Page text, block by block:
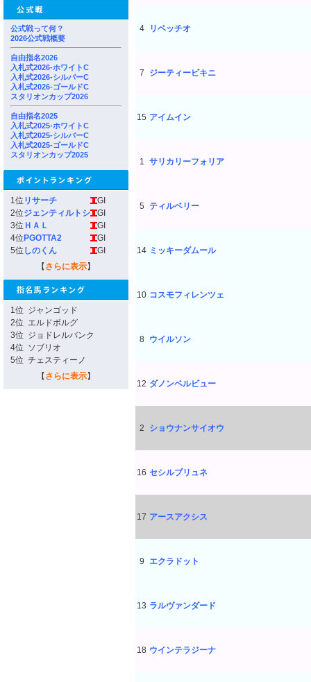
公式戦って何？
2026公式戦概要
自由指名2026
入札式2026-ホワイトC
入札式2026-シルバーC
入札式2026-ゴールドC
スタリオンカップ2026
自由指名2025
入札式2025-ホワイトC
入札式2025-シルバーC
入札式2025-ゴールドC
スタリオンカップ2025
1位 リサーチ
GI
2位ジェンティルトシ
GI
3位 ＨＡＬ
GI
4位 PGOTTA2
GI
5位 しのくん
GI
【 さらに表示】
1位 ジャンゴッド
2位 エルドボルグ
3位 ジョドレルバンク
4位 ソブリオ
5位 チェスティーノ
【 さらに表示】
4 リベッチオ
7 ジーティービキニ
15 アイムイン
1 サリカリーフォリア
5 ティルベリー
14 ミッキーダムール
10 コスモフィレンツェ
8 ウイルソン
12 ダノンベルビュー
2 ショウナンサイオウ
16 セシルブリュネ
17 アースアクシス
9 エクラドット
13 ラルヴァンダード
18 ウインテラジーナ